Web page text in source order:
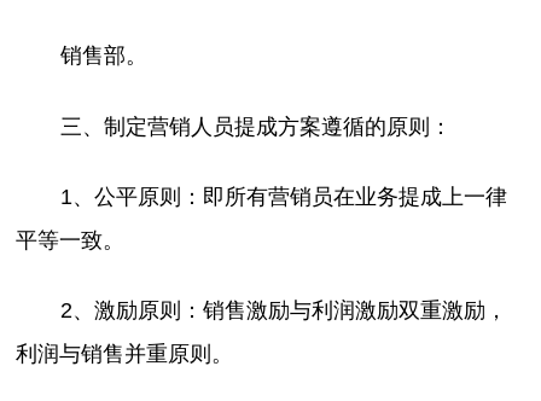
销售部。
三、制定营销人员提成方案遵循的原则：
1、公平原则：即所有营销员在业务提成上一律
平等一致。
2、激励原则：销售激励与利润激励双重激励，
利润与销售并重原则。